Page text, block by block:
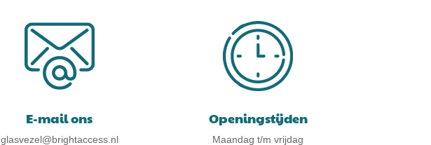
E-mail ons
glasvezel@brightaccess.nl
Openingstijden
Maandag t/m vrijdag